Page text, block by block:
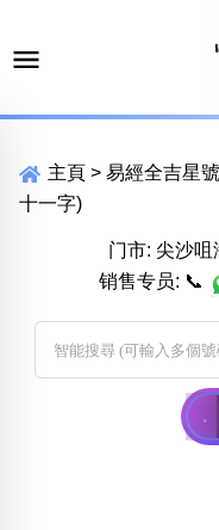
主頁 > 易經全吉星
十一字)
门市: 尖沙
销售专员: 📞